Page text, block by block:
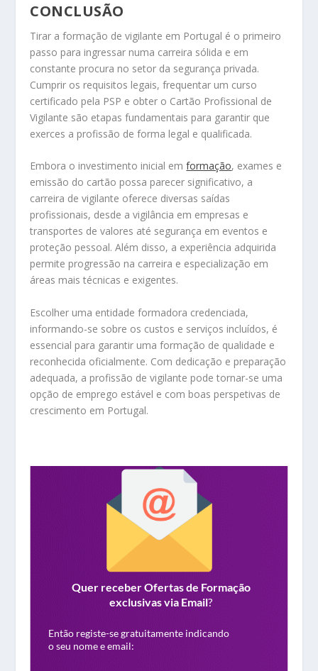
CONCLUSÃO
Tirar a formação de vigilante em Portugal é o primeiro
passo para ingressar numa carreira sólida e em
constante procura no setor da segurança privada.
Cumprir os requisitos legais, frequentar um curso
certificado pela PSP e obter o Cartão Profissional de
Vigilante são etapas fundamentais para garantir que
exerces a profissão de forma legal e qualificada.
Embora o investimento inicial emformação, exames e
emissão do cartão possa parecer significativo, a
carreira de vigilante oferece diversas saídas
profissionais, desde a vigilância em empresas e
transportes de valores até segurança em eventos e
proteção pessoal. Além disso, a experiência adquirida
permite progressão na carreira e especialização em
áreas mais técnicas e exigentes.
Escolher uma entidade formadora credenciada,
informando-se sobre os custos e serviços incluídos, é
essencial para garantir uma formação de qualidade e
reconhecida oficialmente. Com dedicação e preparação
adequada, a profissão de vigilante pode tornar-se uma
opção de emprego estável e com boas perspetivas de
crescimento em Portugal.